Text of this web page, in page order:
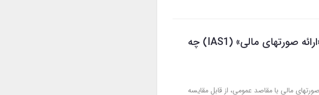
درباره استاندارد حسابداری 1 «ارائه صورتهای مالی» (IAS1) چه
صورتهای مالی با مقاصد عمومی، از قابل مقایسه